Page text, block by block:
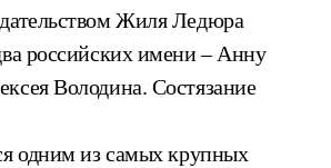
Жиля Ледюра
российских имени – Анну
Володина. Состязание
одним из самых крупных